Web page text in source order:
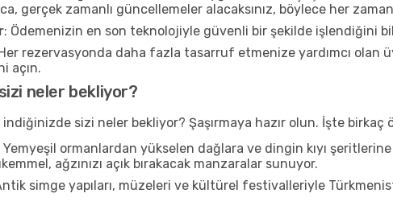
gerçek zamanlı güncellemeler alacaksınız, böylece her
: Ödemenizin en son teknolojiyle güvenli bir şekilde işlendiğini
rezervasyonda daha fazla tasarruf etmenize yardımcı olan
açın.
neler bekliyor?
sizi neler bekliyor? Şaşırmaya hazır olun. İşte birkaç
Yemyeşil ormanlardan yükselen dağlara ve dingin kıyı
ağzınızı açık bırakacak manzaralar sunuyor.
simge yapıları, müzeleri ve kültürel festivalleriyle